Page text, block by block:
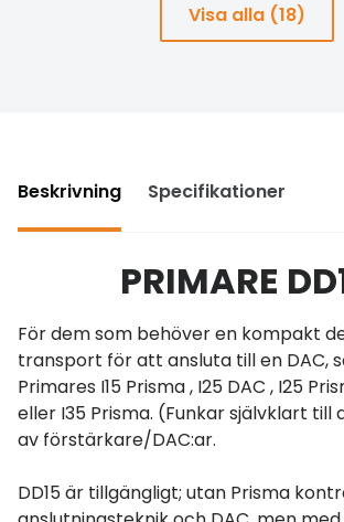
Visa alla (18)
Beskrivning Specifikationer
PRIMARE
För dem som behöver en kompakt
transport för att ansluta till en DAC,
Primares I15 Prisma , I25 DAC , I25
eller I35 Prisma. (Funkar självklart till
av förstärkare/DAC:ar.
DD15 är tillgängligt; utan Prisma